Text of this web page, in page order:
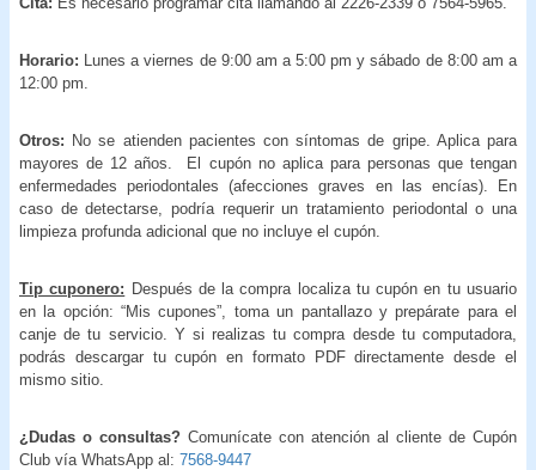
Horario:
Lunes a viernes de 9:00 am a 5:00 pm y sábado de 8:00 am a
12:00 pm.
Otros: No se atienden pacientes con síntomas de gripe. Aplica para
mayores de 12 años.
El cupón no aplica para personas que tengan
enfermedades periodontales (afecciones graves en las encías). En
caso de detectarse, podría requerir un tratamiento periodontal o una
limpieza profunda adicional que no incluye el cupón.
Tip cuponero: Después de la compra localiza tu cupón en tu usuario
en la opción: “Mis cupones”, toma un pantallazo y prepárate para el
canje de tu servicio. Y si realizas tu compra desde tu computadora,
podrás descargar tu cupón en formato PDF directamente desde el
mismo sitio.
¿Dudas o consultas? Comunícate con atención al cliente de Cupón
Club vía WhatsApp al: 7568-9447